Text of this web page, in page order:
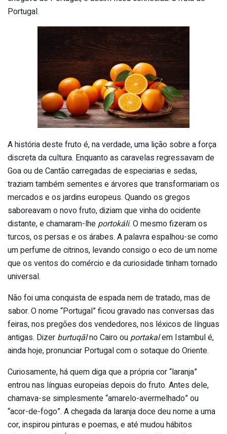
Portugal.
A história deste fruto é, na verdade, uma lição sobre a força
discreta da cultura. Enquanto as caravelas regressavam de
Goa ou de Cantão carregadas de especiarias e sedas,
traziam também sementes e árvores que transformariam os
mercados e os jardins europeus. Quando os gregos
saboreavam o novo fruto, diziam que vinha do ocidente
distante, e chamaram-lhe portokáli. O mesmo fizeram os
turcos, os persas e os árabes. A palavra espalhou-se como
um perfume de citrinos, levando consigo o eco de um nome
que os ventos do comércio e da curiosidade tinham tornado
universal.
Não foi uma conquista de espada nem de tratado, mas de
sabor. O nome “Portugal” ficou gravado nas conversas das
feiras, nos pregões dos vendedores, nos léxicos de línguas
antigas. Dizer burtuqālno Cairo ou portakalem Istambul é,
ainda hoje, pronunciar Portugal com o sotaque do Oriente.
Curiosamente, há quem diga que a própria cor “laranja”
entrou nas línguas europeias depois do fruto. Antes dele,
chamava-se simplesmente “amarelo-avermelhado” ou
“acor-de-fogo”. A chegada da laranja doce deu nome a uma
cor, inspirou pinturas e poemas, e até mudou hábitos